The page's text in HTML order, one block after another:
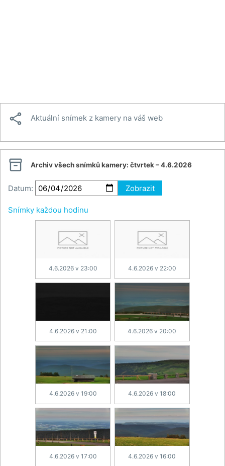
 Aktuální snímek z kamery na váš web
 Archiv všech snímků kamery: čtvrtek – 4.6.2026
Datum: Zobrazit
Snímky každou hodinu
4.6.2026 v 23:00 4.6.2026 v 22:00
4.6.2026 v 21:00 4.6.2026 v 20:00
4.6.2026 v 19:00 4.6.2026 v 18:00
4.6.2026 v 17:00 4.6.2026 v 16:00